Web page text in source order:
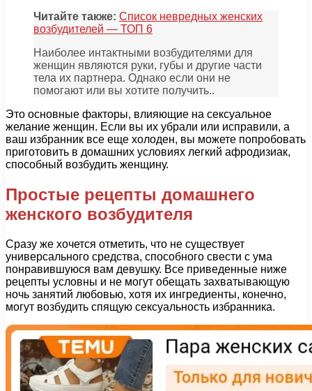
Читайте также: Список невредных женских
возбудителей — ТОП 6
Наиболее интактными возбудителями для
женщин являются руки, губы и другие части
тела их партнера. Однако если они не
помогают или вы хотите получить..
Это основные факторы, влияющие на сексуальное
желание женщин. Если вы их убрали или исправили, а
ваш избранник все еще холоден, вы можете попробовать
приготовить в домашних условиях легкий афродизиак,
способный возбудить женщину.
Простые рецепты домашнего
женского возбудителя
Сразу же хочется отметить, что не существует
универсального средства, способного свести с ума
понравившуюся вам девушку. Все приведенные ниже
рецепты условны и не могут обещать захватывающую
ночь занятий любовью, хотя их ингредиенты, конечно,
могут возбудить спящую сексуальность избранника.